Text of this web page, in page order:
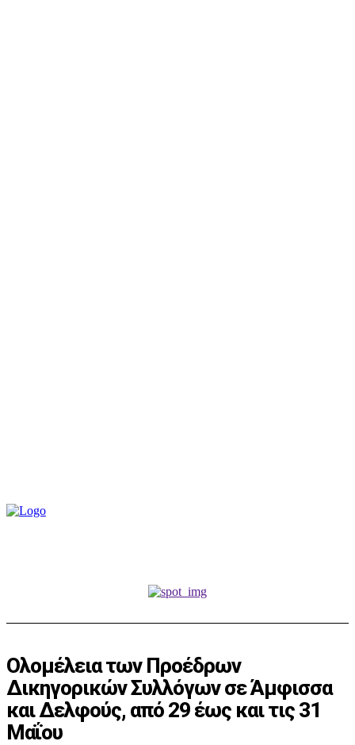
Ολομέλεια των Προέδρων
Δικηγορικών Συλλόγων σε Άμφισσα
και Δελφούς, από 29 έως και τις 31
Μαΐου